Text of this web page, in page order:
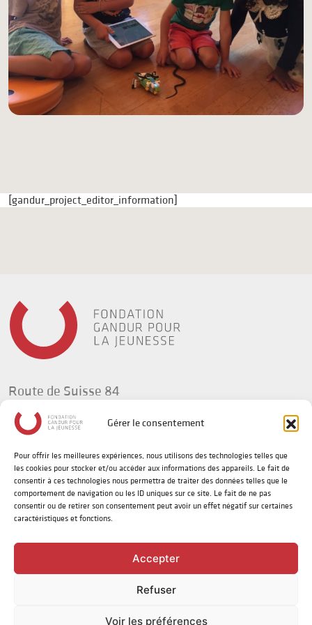
Gérer le consentement
Pour offrir les meilleures expériences, nous utilisons des technologies telles que
les cookies pour stocker et/ou accéder aux informations des appareils. Le fait de
consentir à ces technologies nous permettra de traiter des données telles que le
comportement de navigation ou les ID uniques sur ce site. Le fait de ne pas
consentir ou de retirer son consentement peut avoir un effet négatif sur certaines
caractéristiques et fonctions.
Accepter
Refuser
Voir les préférences
[gandur_project_editor_information]
Route de Suisse 84
1295 Tannay
Suisse
t +41(0) 58 702 92 34
info@fg-jeunesse.org
Politique de confidentialité
Alternative Communication |Integrated bydevsector.ch